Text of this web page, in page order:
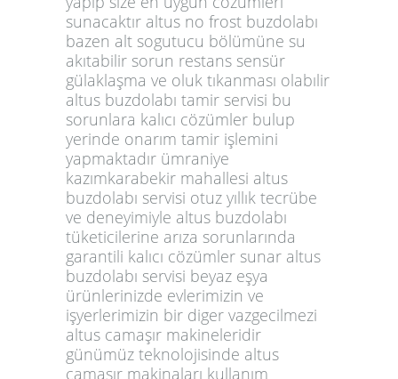
sunacaktır altus no frost buzdolabı
bazen alt sogutucu bölümüne su
akıtabilir sorun restans sensür
gülaklaşma ve oluk tıkanması olabılir
altus buzdolabı tamir servisi bu
sorunlara kalıcı cözümler bulup
yerinde onarım tamir işlemini
yapmaktadır ümraniye
kazımkarabekir mahallesi altus
buzdolabı servisi otuz yıllık tecrübe
ve deneyimiyle altus buzdolabı
tüketicilerine arıza sorunlarında
garantili kalıcı cözümler sunar altus
buzdolabı servisi beyaz eşya
ürünlerinizde evlerimizin ve
işyerlerimizin bir diger vazgecilmezi
altus camaşır makineleridir
günümüz teknolojisinde altus
camaşır makinaları kullanım